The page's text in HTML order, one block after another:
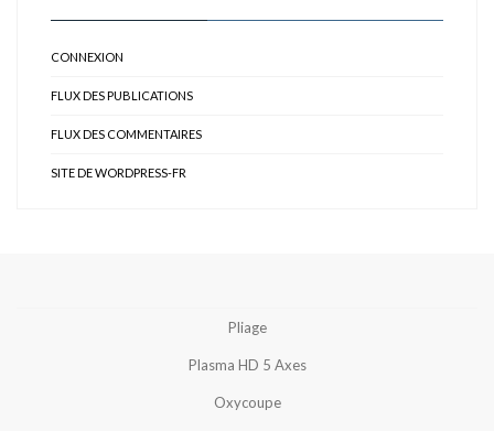
CONNEXION
FLUX DES PUBLICATIONS
FLUX DES COMMENTAIRES
SITE DE WORDPRESS-FR
Pliage
Plasma HD 5 Axes
Oxycoupe